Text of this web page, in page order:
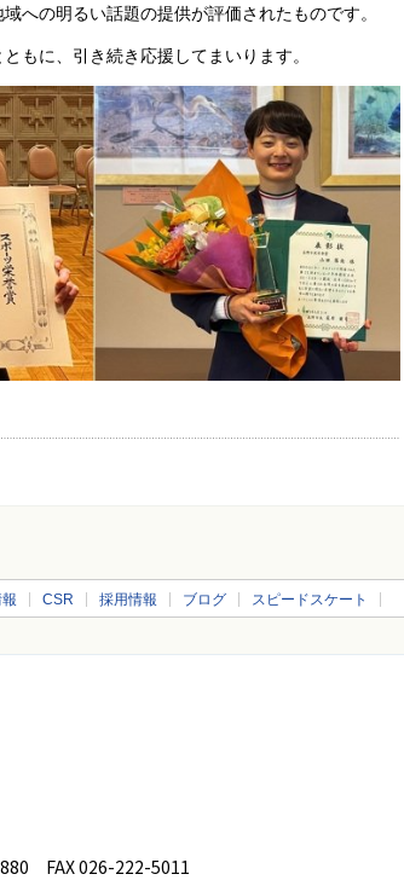
への明るい話題の提供が評価されたものです。
もに、引き続き応援してまいります。
CSR 採用情報 ブログ スピードスケート
FAX 026-222-5011